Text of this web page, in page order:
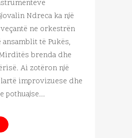
Ndreca ka një
ne orkestrën
të Pukës,
brenda dhe
Ai zotëron një
improvizuese dhe
pothuajse...